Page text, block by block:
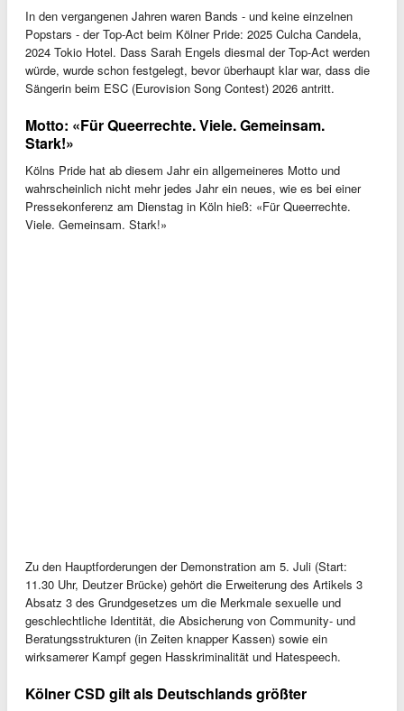
In den vergangenen Jahren waren Bands - und keine einzelnen
Popstars - der Top-Act beim Kölner Pride: 2025 Culcha Candela,
2024 Tokio Hotel. Dass Sarah Engels diesmal der Top-Act werden
würde, wurde schon festgelegt, bevor überhaupt klar war, dass die
Sängerin beim ESC (Eurovision Song Contest) 2026 antritt.
Motto: «Für Queerrechte. Viele. Gemeinsam.
Stark!»
Kölns Pride hat ab diesem Jahr ein allgemeineres Motto und
wahrscheinlich nicht mehr jedes Jahr ein neues, wie es bei einer
Pressekonferenz am Dienstag in Köln hieß: «Für Queerrechte.
Viele. Gemeinsam. Stark!»
Zu den Hauptforderungen der Demonstration am 5. Juli (Start:
11.30 Uhr, Deutzer Brücke) gehört die Erweiterung des Artikels 3
Absatz 3 des Grundgesetzes um die Merkmale sexuelle und
geschlechtliche Identität, die Absicherung von Community- und
Beratungsstrukturen (in Zeiten knapper Kassen) sowie ein
wirksamerer Kampf gegen Hasskriminalität und Hatespeech.
Kölner CSD gilt als Deutschlands größter